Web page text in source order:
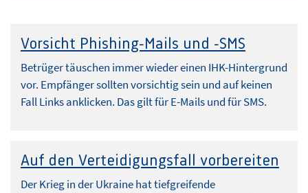
Vorsicht Phishing-Mails und -SMS
Betrüger täuschen immer wieder einen IHK-Hintergrund
vor. Empfänger sollten vorsichtig sein und auf keinen
Fall Links anklicken. Das gilt für E-Mails und für SMS.
Auf den Verteidigungsfall vorbereiten
Der Krieg in der Ukraine hat tiefgreifende